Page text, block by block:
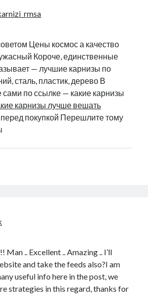
Цены космос а качество
Короче, единственные
— лучшие карнизы по
сталь, пластик, дерево В
по ссылке — какие карнизы
карнизы лучше вешать
перед покупкой Перешлите тому
Man .. Excellent .. Amazing .. I’ll
and take the feeds also?I am
useful info here in the post, we
strategies in this regard, thanks for